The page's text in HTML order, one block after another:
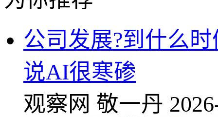
公司发展?到什么
说AI很寒碜
观察网 敬一丹